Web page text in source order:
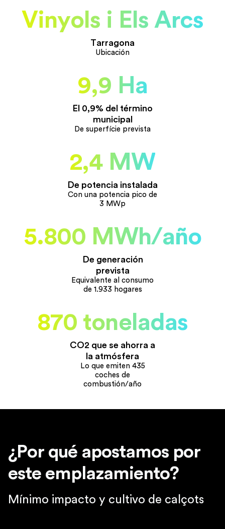
Vinyols i Els Arcs
Tarragona
Ubicación
9,9 Ha
El 0,9% del término
municipal
De superfície prevista
2,4 MW
De potencia instalada
Con una potencia pico de
3 MWp
5.800 MWh/año
De generación
prevista
Equivalente al consumo
de 1.933 hogares
870 toneladas
CO2 que se ahorra a
la atmósfera
Lo que emiten 435
coches de
combustión/año
¿Por qué apostamos por
este emplazamiento?
Mínimo impacto y cultivo de calçots